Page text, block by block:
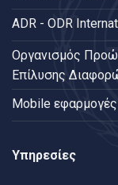
ADR - ODR
Oργανισμός
Επίλυσης
Mobile εφαρμογές
Υπηρεσίες